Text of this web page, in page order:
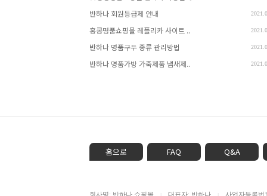
반하나 회원등급제 안내
홍콩명품쇼핑몰 레플리카 사이트 ..
반하나 명품구두 종류 관리방법
반하나 명품가방 가죽제품 냄새제..
홈으로 FAQ Q&A
회사명: 반하나 쇼핑몰 대표자: 반하나
사업자등록